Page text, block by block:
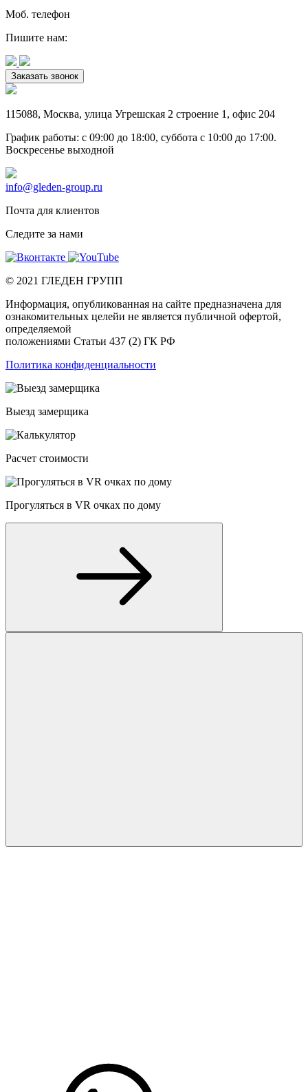
Моб. телефон
Пишите нам:
Заказать звонок
115088, Москва, улица Угрешская 2 строение 1 , офис 204
График работы: c 09:00 до 18:00, суббота c 10:00 до 17:00.
Воскресенье выходной
info@gleden-group.ru
Почта для клиентов
Следите за нами
© 2021 ГЛЕДЕН ГРУПП
Информация, опубликованная на сайте предназначена для
ознакомительных целейи не является публичной офертой,
определяемой
положениями Статьи 437 (2) ГК РФ
Политика конфиденциальности
Выезд замерщика
Расчет стоимости
Прогуляться в VR очках по дому